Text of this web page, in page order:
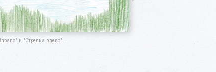
и "Стрелка влево".